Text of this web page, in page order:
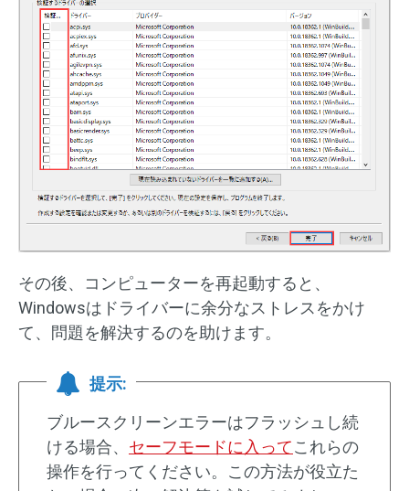
その後、コンピューターを再起動すると、
Windowsはドライバーに余分なストレスをかけ
て、問題を解決するのを助けます。
提示:
ブルースクリーンエラーはフラッシュし続
ける場合、 セーフモードに入ってこれらの
操作を行ってください。この方法が役立た